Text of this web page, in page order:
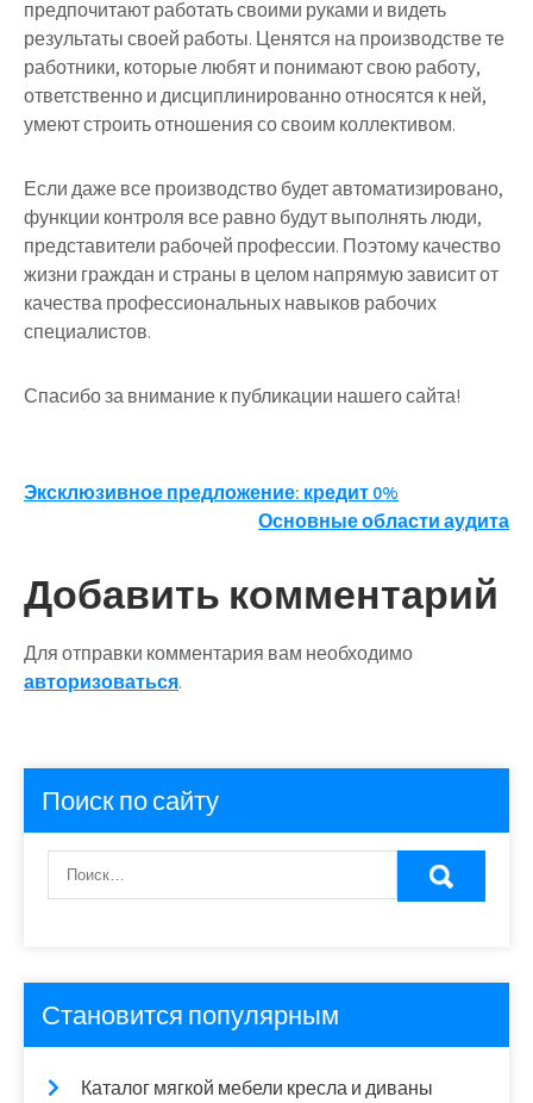
предпочитают работать своими руками и видеть
результаты своей работы. Ценятся на производстве те
работники, которые любят и понимают свою работу,
ответственно и дисциплинированно относятся к ней,
умеют строить отношения со своим коллективом.
Если даже все производство будет автоматизировано,
функции контроля все равно будут выполнять люди,
представители рабочей профессии. Поэтому качество
жизни граждан и страны в целом напрямую зависит от
качества профессиональных навыков рабочих
специалистов.
Спасибо за внимание к публикации нашего сайта!
Навигация
записям
Эксклюзивное предложение: кредит 0%
Основные области аудита
Добавить комментарий
Для отправки комментария вам необходимо
авторизоваться.
Поиск по сайту
Становится популярным
Каталог мягкой мебели кресла и диваны